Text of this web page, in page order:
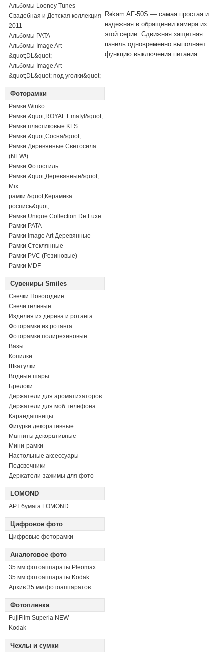
Альбомы Looney Tunes
Свадебная и Детская коллекция
2011
Альбомы PATA
Альбомы Image Art
&quot;DL&quot;
Альбомы Image Art
&quot;DL&quot; под уголки&quot;
Фоторамки
Рамки Winko
Рамки &quot;ROYAL Emafyl&quot;
Рамки пластиковые KLS
Рамки &quot;Сосна&quot;
Рамки Деревянные Светосила
(NEW!)
Рамки Фотостиль
Рамки &quot;Деревянные&quot;
Mix
рамки &quot;Керамика
роспись&quot;
Рамки Unique Collection De Luxe
Рамки PATA
Рамки Image Art Деревянные
Рамки Стеклянные
Рамки PVC (Резиновые)
Рамки MDF
Сувениры Smiles
Свечки Новогодние
Свечи гелевые
Изделия из дерева и ротанга
Фоторамки из ротанга
Фоторамки полирезиновые
Вазы
Копилки
Шкатулки
Водные шары
Брелоки
Держатели для ароматизаторов
Держатели для моб телефона
Карандашницы
Фигурки декоративные
Магниты декоративные
Мини-рамки
Настольные аксессуары
Подсвечники
Держатели-зажимы для фото
LOMOND
АРТ бумага LOMOND
Цифровое фото
Цифровые фоторамки
Аналоговое фото
35 мм фотоаппараты Pleomax
35 мм фотоаппараты Kodak
Архив 35 мм фотоаппаратов
Фотопленка
FujiFilm Superia NEW
Kodak
Чехлы и сумки
Rekam AF-50S — cамая простая и
надежная в обращении камера из
этой серии. Сдвижная защитная
панель одновременно выполняет
функцию выключения питания.